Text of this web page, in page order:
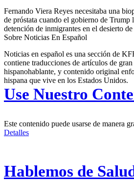
Fernando Viera Reyes necesitaba una
de próstata cuando el gobierno de Trump
detención de inmigrantes en el desierto
Sobre Noticias En Español
Noticias en español es una sección de
contiene traducciones de artículos de
hispanohablante, y contenido original
hispana que vive en los Estados Unidos.
Use Nuestro
Este contenido puede usarse de manera
Detalles
Hablemos de